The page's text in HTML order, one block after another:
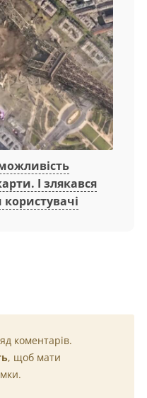
І злякався
коментарів.
, щоб мати